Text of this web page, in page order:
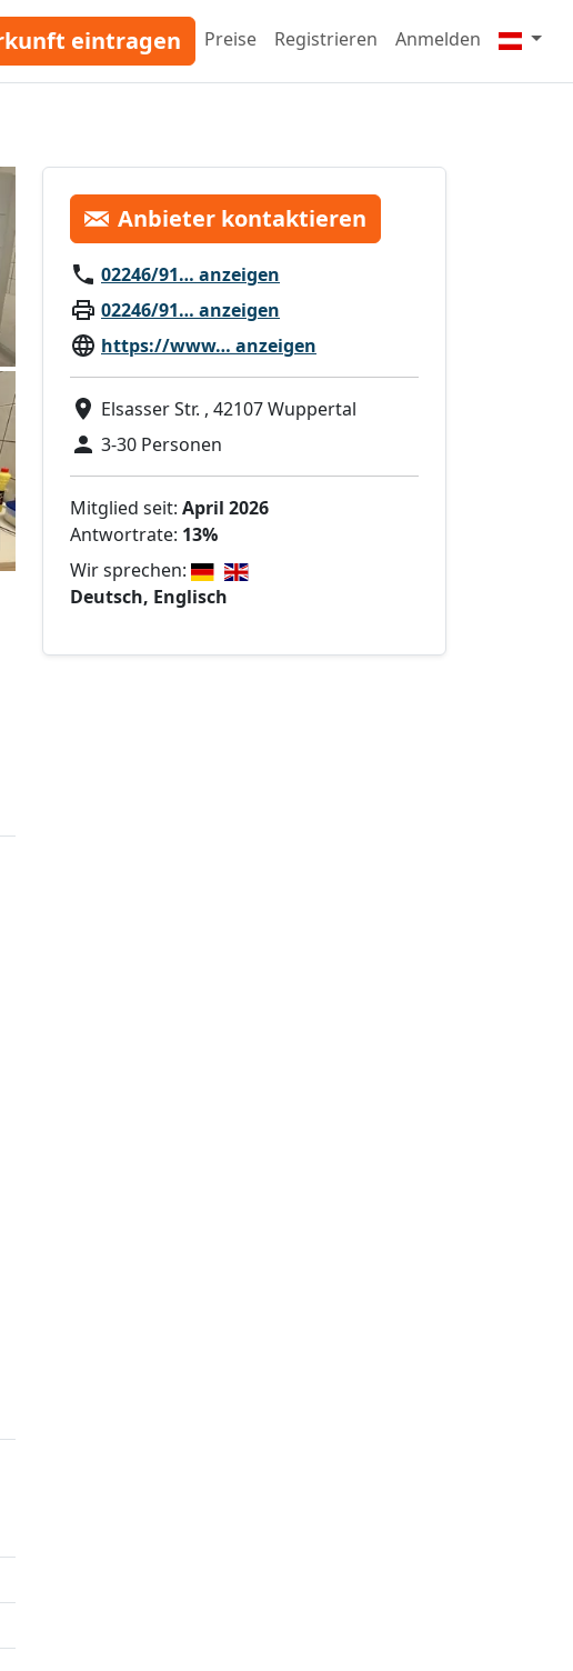
eintragen Preise Registrieren Anmelden
Anbieter kontaktieren
02246/91… anzeigen
02246/91… anzeigen
https://www… anzeigen
Elsasser Str. , 42107 Wuppertal
3-30 Personen
Mitglied seit: April 2026
Antwortrate: 13%
Wir sprechen:
Deutsch, Englisch